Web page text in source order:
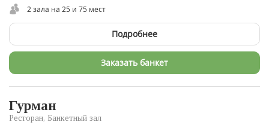
2 зала на 25 и 75 мест
Подробнее
Заказать банкет
Гурман
Ресторан, Банкетный зал